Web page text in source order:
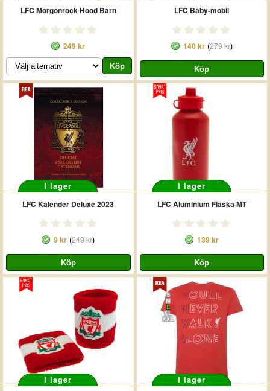
LFC Morgonrock Hood Barn
249 kr
LFC Baby-mobil
140 kr(279 kr)
I lager
LFC Kalender Deluxe 2023
9 kr (249 kr)
I lager
LFC Aluminium Flaska MT
139 kr
I lager
S
M
L
XL
XXL
I lager